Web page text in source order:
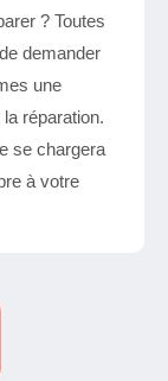
? Toutes
demander
une
réparation.
se chargera
à votre